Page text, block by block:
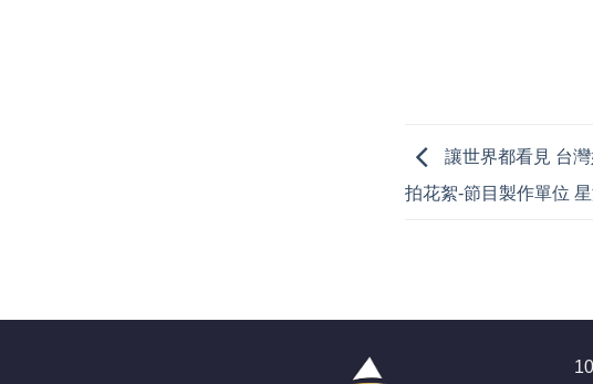
讓世界都看見 台
拍花絮-節目製作單位